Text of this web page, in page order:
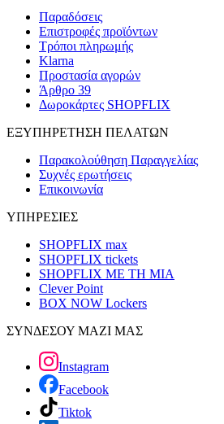
Παραδόσεις
Επιστροφές προϊόντων
Τρόποι πληρωμής
Klarna
Προστασία αγορών
Άρθρο 39
Δωροκάρτες SHOPFLIX
ΕΞΥΠΗΡΕΤΗΣΗ ΠΕΛΑΤΩΝ
Παρακολούθηση Παραγγελίας
Συχνές ερωτήσεις
Επικοινωνία
ΥΠΗΡΕΣΙΕΣ
SHOPFLIX max
SHOPFLIX tickets
SHOPFLIX ΜΕ ΤΗ ΜΙΑ
Clever Point
BOX NOW Lockers
ΣΥΝΔΕΣΟΥ ΜΑΖΙ ΜΑΣ
Instagram
Facebook
Tiktok